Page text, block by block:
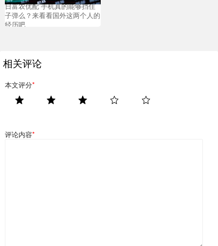
日富农优配 手机真的能够挡住
子弹么？来看看国外这两个人的
经历吧
相关评论
本文评分*
评论内容*